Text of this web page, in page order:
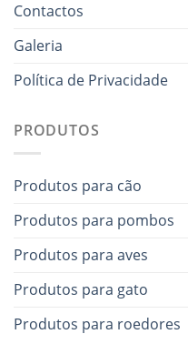
Contactos
Galeria
Política de Privacidade
PRODUTOS
Produtos para cão
Produtos para pombos
Produtos para aves
Produtos para gato
Produtos para roedores